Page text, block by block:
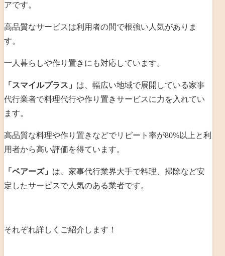
アです。
高品質なサービスは利用者の間で根強い人気がありま
す。
一人暮らしや作り置きにも対応しています。
「スマイルプラス」 は、 幅広い地域で展開している家事
代行業者で料理代行や作り置きサービスに力を入れてい
ます。
高品質な料理や作り置きなどでリピート率が80%以上と利
用者から高い評価を得ています。
「ベアーズ」 は、 家事代行業界大手で料理、掃除など安
定したサービスで人気のある業者です。
それぞれ詳しくご紹介します！